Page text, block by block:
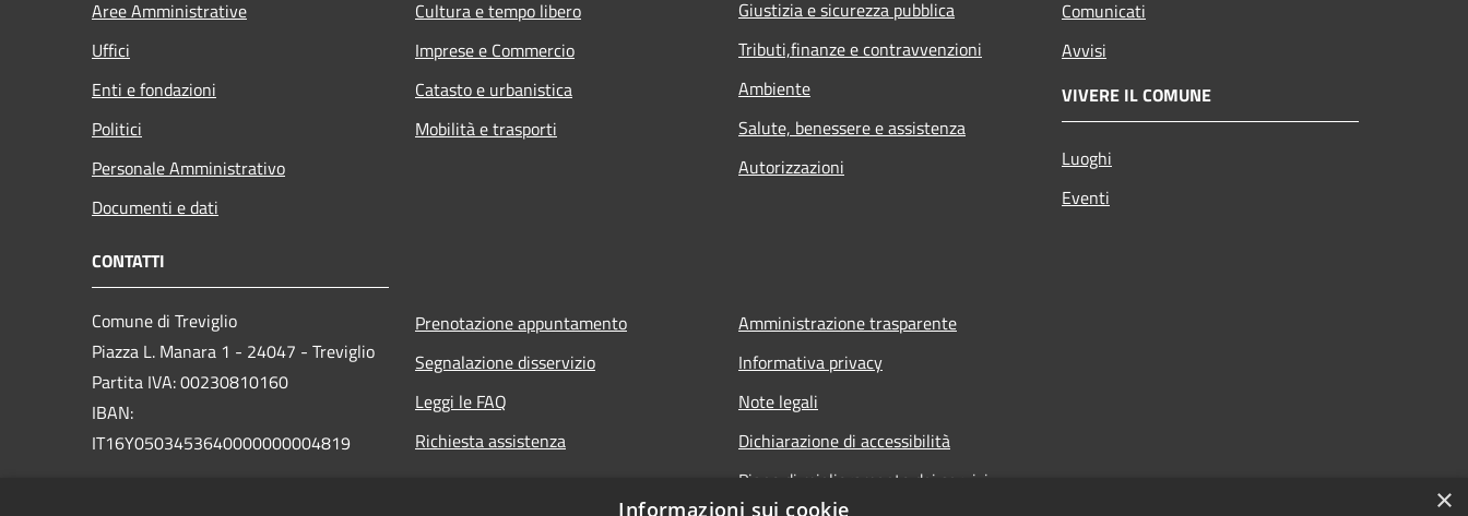
Aree Amministrative
Uffici
Enti e fondazioni
Politici
Personale Amministrativo
Documenti e dati
Cultura e tempo libero
Imprese e Commercio
Catasto e urbanistica
Mobilità e trasporti
Giustizia e sicurezza pubblica
Tributi,finanze e contravvenzioni
Ambiente
Salute, benessere e assistenza
Autorizzazioni
Comunicati
Avvisi
VIVERE IL COMUNE
Luoghi
Eventi
CONTATTI
Comune di Treviglio
Piazza L. Manara 1 - 24047 - Treviglio
Partita IVA: 00230810160
IBAN:
IT16Y0503453640000000004819
Prenotazione appuntamento
Segnalazione disservizio
Leggi le FAQ
Richiesta assistenza
Amministrazione trasparente
Informativa privacy
Note legali
Dichiarazione di accessibilità
Piano di miglioramento dei servizi
×
Informazioni sui cookie